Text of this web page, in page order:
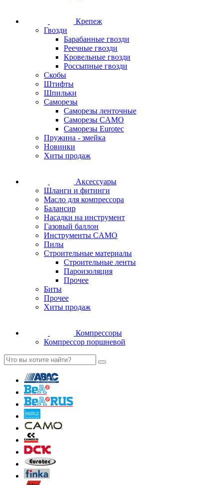
Крепеж
Гвозди
Барабанные гвозди
Реечные гвозди
Кровельные гвозди
Россыпные гвозди
Скобы
Штифты
Шпильки
Саморезы
Саморезы ленточные
Саморезы CAMO
Саморезы Eurotec
Пружина - змейка
Новинки
Хиты продаж
Аксессуары
Шланги и фитинги
Масло для компрессора
Балансир
Насадки на инструмент
Газовый баллон
Инструменты CAMO
Пилы
Строительные материалы
Строительные ленты
Пароизоляция
Прочее
Биты
Прочее
Хиты продаж
Компрессоры
Компрессор поршневой